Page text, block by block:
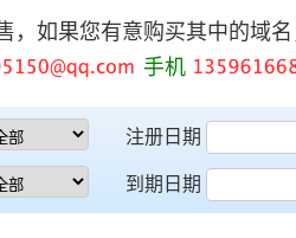
，如果您有意购买其中的域
手机
注册日期
到期日期